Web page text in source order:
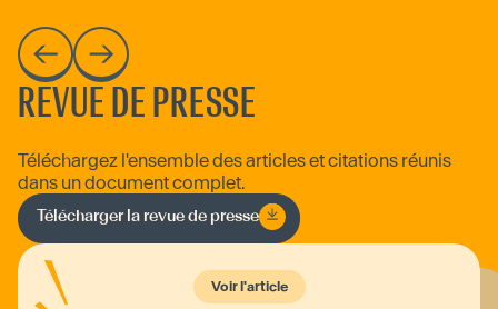
REVUE DE PRESSE
Téléchargez l'ensemble des articles et citations réunis
dans un document complet.
Télécharger la revue de presse
Voir l'article
Voir l'article